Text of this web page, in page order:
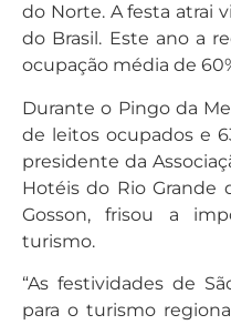
do Norte. A festa atrai
do Brasil. Este ano a
ocupação média de
Durante o Pingo da
de leitos ocupados e
presidente da
Hotéis do Rio Grande
Gosson, frisou a
turismo.
“As festividades de
para o turismo